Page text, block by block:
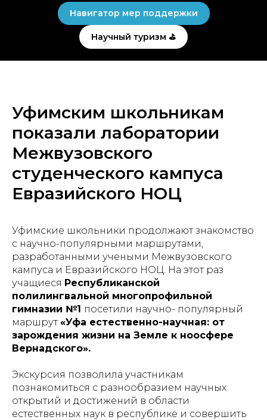
Навигатор мер поддержки
Научный туризм ⛳
Уфимским школьникам
показали лаборатории
Межвузовского
студенческого кампуса
Евразийского НОЦ
Уфимские школьники продолжают знакомство
с научно-популярными маршрутами,
разработанными учеными Межвузовского
кампуса и Евразийского НОЦ. На этот раз
учащиеся Республиканской
полилингвальной многопрофильной
гимназии №1 посетили научно- популярный
маршрут«Уфа естественно-научная: от
зарождения жизни на Земле к ноосфере
Вернадского».
Экскурсия позволила участникам
познакомиться с разнообразием научных
открытий и достижений в области
естественных наук в республике и совершить